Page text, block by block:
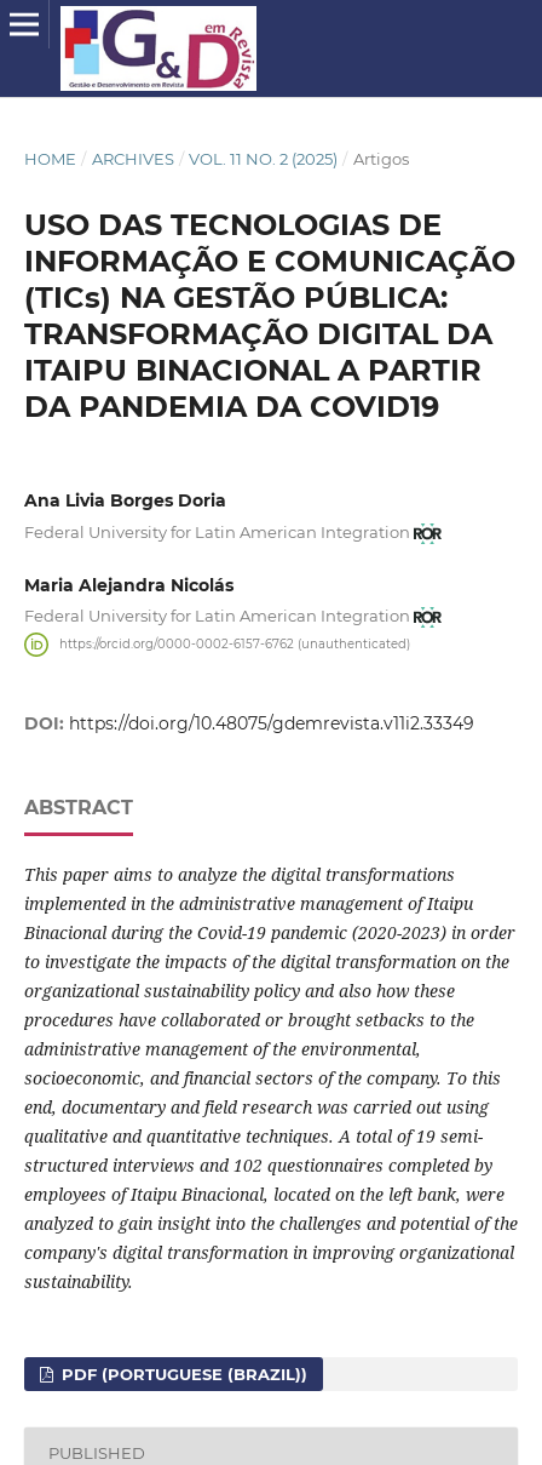
HOME / ARCHIVES / VOL. 11 NO. 2 (2025) / Artigos
USO DAS TECNOLOGIAS DE
INFORMAÇÃO E COMUNICAÇÃO
(TICs) NA GESTÃO PÚBLICA:
TRANSFORMAÇÃO DIGITAL DA
ITAIPU BINACIONAL A PARTIR
DA PANDEMIA DA COVID19
Ana Livia Borges Doria
Federal University for Latin American Integration
Maria Alejandra Nicolás
Federal University for Latin American Integration
https://orcid.org/0000-0002-6157-6762 (unauthenticated)
DOI: https://doi.org/10.48075/gdemrevista.v11i2.33349
ABSTRACT
This paper aims to analyze the digital transformations
implemented in the administrative management of Itaipu
Binacional during the Covid-19 pandemic (2020-2023) in order
to investigate the impacts of the digital transformation on the
organizational sustainability policy and also how these
procedures have collaborated or brought setbacks to the
administrative management of the environmental,
socioeconomic, and financial sectors of the company. To this
end, documentary and field research was carried out using
qualitative and quantitative techniques. A total of 19 semi-
structured interviews and 102 questionnaires completed by
employees of Itaipu Binacional, located on the left bank, were
analyzed to gain insight into the challenges and potential of the
company's digital transformation in improving organizational
sustainability.
PDF (PORTUGUESE (BRAZIL))
PUBLISHED